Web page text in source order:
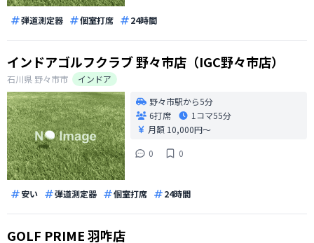
弾道測定器 個室打席 24時間
インドアゴルフクラブ 野々市店（IGC野々市店）
石川県 野々市市
インドア
野々市駅から5分
6打席
1コマ55分
月額 10,000円〜
0
0
安い 弾道測定器 個室打席 24時間
GOLF PRIME 羽咋店